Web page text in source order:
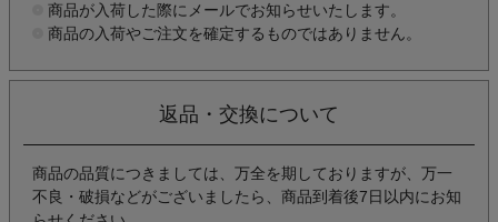
商品が入荷した際にメールでお知らせいたします。
商品の入荷やご注文を確定するものではありません。
返品・交換について
商品の品質につきましては、万全を期しておりますが、万一
不良・破損などがございましたら、商品到着後7日以内にお知